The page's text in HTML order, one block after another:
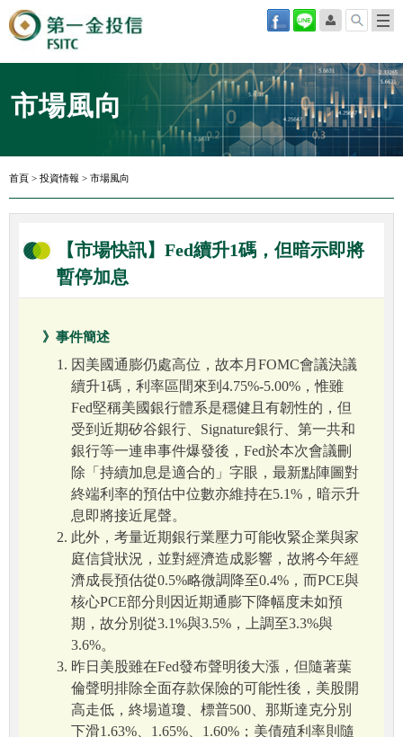
市場風向
首頁 > 投資情報 > 市場風向
【市場快訊】Fed續升1碼，但暗示即將
暫停加息
》事件簡述
因美國通膨仍處高位，故本月FOMC會議決議
續升1碼，利率區間來到4.75%-5.00%，惟雖
Fed堅稱美國銀行體系是穩健且有韌性的，但
受到近期矽谷銀行、Signature銀行、第一共和
銀行等一連串事件爆發後，Fed於本次會議刪
除「持續加息是適合的」字眼，最新點陣圖對
終端利率的預估中位數亦維持在5.1%，暗示升
息即將接近尾聲。
此外，考量近期銀行業壓力可能收緊企業與家
庭信貸狀況，並對經濟造成影響，故將今年經
濟成長預估從0.5%略微調降至0.4%，而PCE與
核心PCE部分則因近期通膨下降幅度未如預
期，故分別從3.1%與3.5%，上調至3.3%與
3.6%。
昨日美股雖在Fed發布聲明後大漲，但隨著葉
倫聲明排除全面存款保險的可能性後，美股開
高走低，終場道瓊、標普500、那斯達克分別
下滑1.63%、1.65%、1.60%；美債殖利率則隨